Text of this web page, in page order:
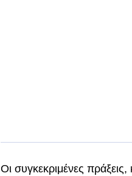
Οι συγκεκριμένες